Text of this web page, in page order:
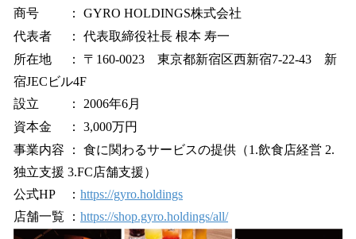
商号 ： GYRO HOLDINGS株式会社
代表者 ： 代表取締役社長 根本 寿一
所在地 ： 〒160-0023 東京都新宿区西新宿7-22-43 新
宿JECビル4F
設立 ： 2006年6月
資本金 ： 3,000万円
事業内容 ： 食に関わるサービスの提供（1.飲食店経営 2.
独立支援 3.FC店舗支援）
公式HP ： https://gyro.holdings
店舗一覧 ： https://shop.gyro.holdings/all/